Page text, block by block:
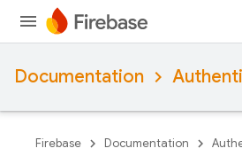
Documentation
Firebase Documentation